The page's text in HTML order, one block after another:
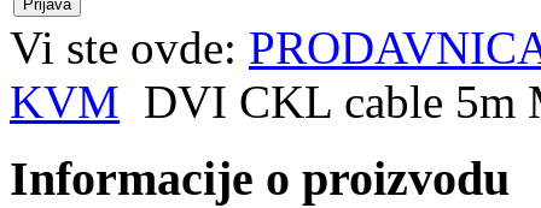
Vi ste ovde:
KVM DVI CKL cable 5m
Informacije o proizvodu